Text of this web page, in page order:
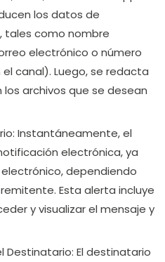
los datos de
como nombre
electrónico o número
canal). Luego, se redacta
archivos que se desean
Instantáneamente, el
electrónica, ya
dependiendo
Esta alerta incluye
y visualizar el mensaje y
Destinatario: El destinatario